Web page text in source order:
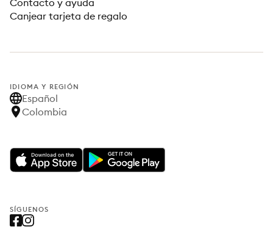
Contacto y ayuda
Canjear tarjeta de regalo
IDIOMA Y REGIÓN
Español
Colombia
SÍGUENOS